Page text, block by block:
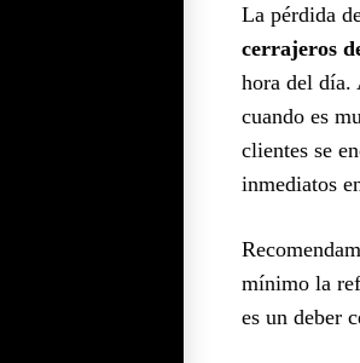
La pérdida
cerrajeros
hora del día.
cuando es
clientes se
inmediatos
mínimo la
es un deber